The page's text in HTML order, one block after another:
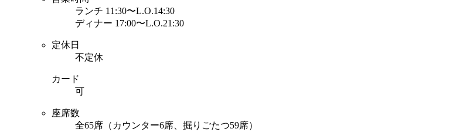
ランチ 11:30〜L.O.14:30
ディナー 17:00〜L.O.21:30
定休日
不定休
カード
可
座席数
全65席（カウンター6席、掘りごたつ59席）